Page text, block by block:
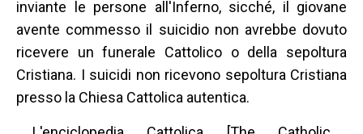
inviante le persone all'Inferno, sicché, il giovane
avente commesso il suicidio non avrebbe dovuto
ricevere un funerale Cattolico o della sepoltura
Cristiana. I suicidi non ricevono sepoltura Cristiana
presso la Chiesa Cattolica autentica.